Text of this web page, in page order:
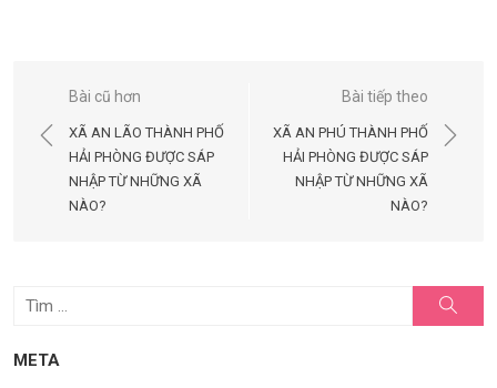
Điều
hướng
viết
Bài cũ hơn
XÃ AN LÃO THÀNH PHỐ
HẢI PHÒNG ĐƯỢC SÁP
NHẬP TỪ NHỮNG XÃ
NÀO?
Bài tiếp theo
XÃ AN PHÚ THÀNH PHỐ
HẢI PHÒNG ĐƯỢC SÁP
NHẬP TỪ NHỮNG XÃ
NÀO?
Tìm
quả
kiếm
META